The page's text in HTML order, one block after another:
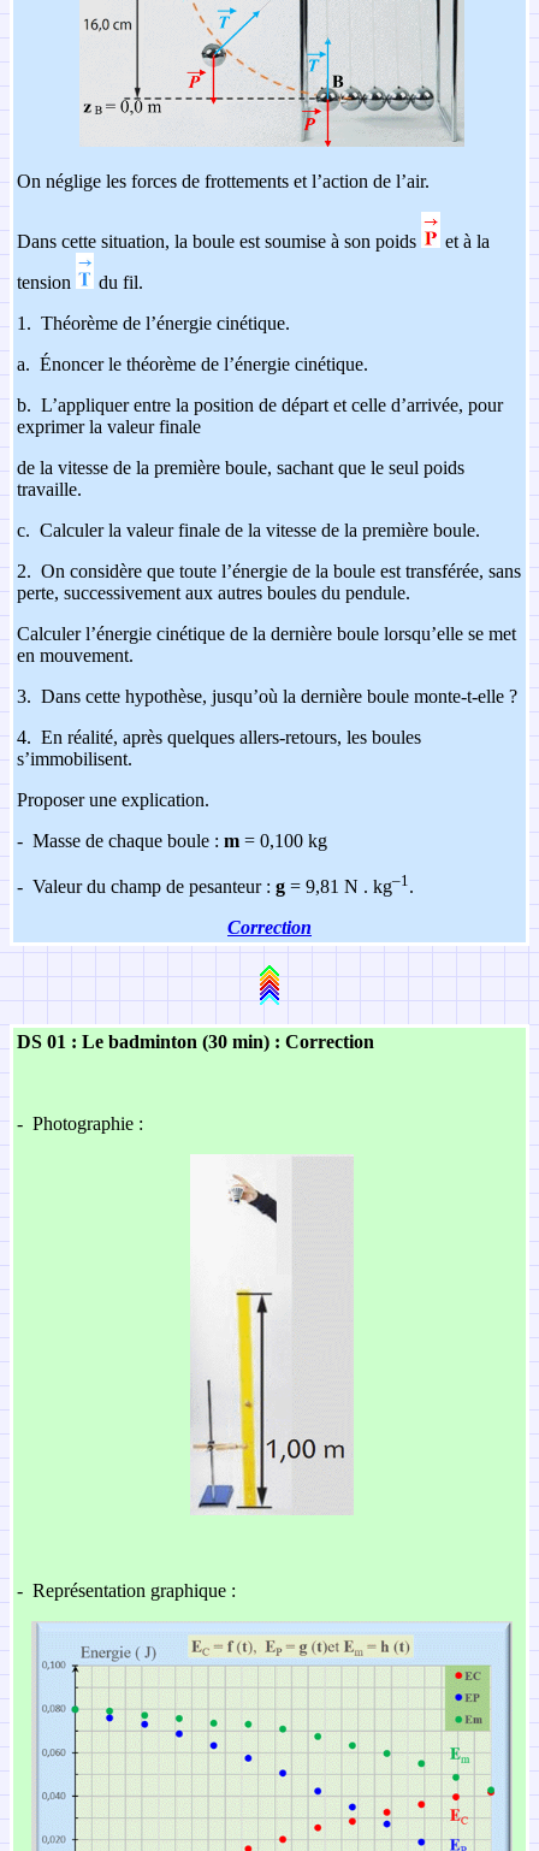
On néglige les forces de frottements et l’action de l’air.
Dans cette situation, la boule est soumise à son poids
et à la
tension
du fil.
1. Théorème de l’énergie cinétique.
a. Énoncer le théorème de l’énergie cinétique.
b. L’appliquer entre la position de départ et celle d’arrivée, pour
exprimer la valeur finale
de la vitesse de la première boule, sachant que le seul poids
travaille.
c. Calculer la valeur finale de la vitesse de la première boule.
2. On considère que toute l’énergie de la boule est transférée, sans
perte, successivement aux autres boules du pendule.
Calculer l’énergie cinétique de la dernière boule lorsqu’elle se met
en mouvement.
3. Dans cette hypothèse, jusqu’où la dernière boule monte-t-elle ?
4. En réalité, après quelques allers-retours, les boules
s’immobilisent.
Proposer une explication.
- Masse de chaque boule : m = 0,100 kg
- Valeur du champ de pesanteur : g = 9,81 N . kg–1.
Correction
DS 01 : Le badminton (30 min) : Correction
- Photographie :
- Représentation graphique :